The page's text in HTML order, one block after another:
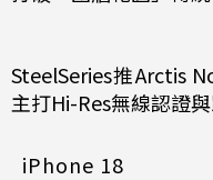
SteelSeries推Arctis
主打Hi-Res無線認證
iPhone 18